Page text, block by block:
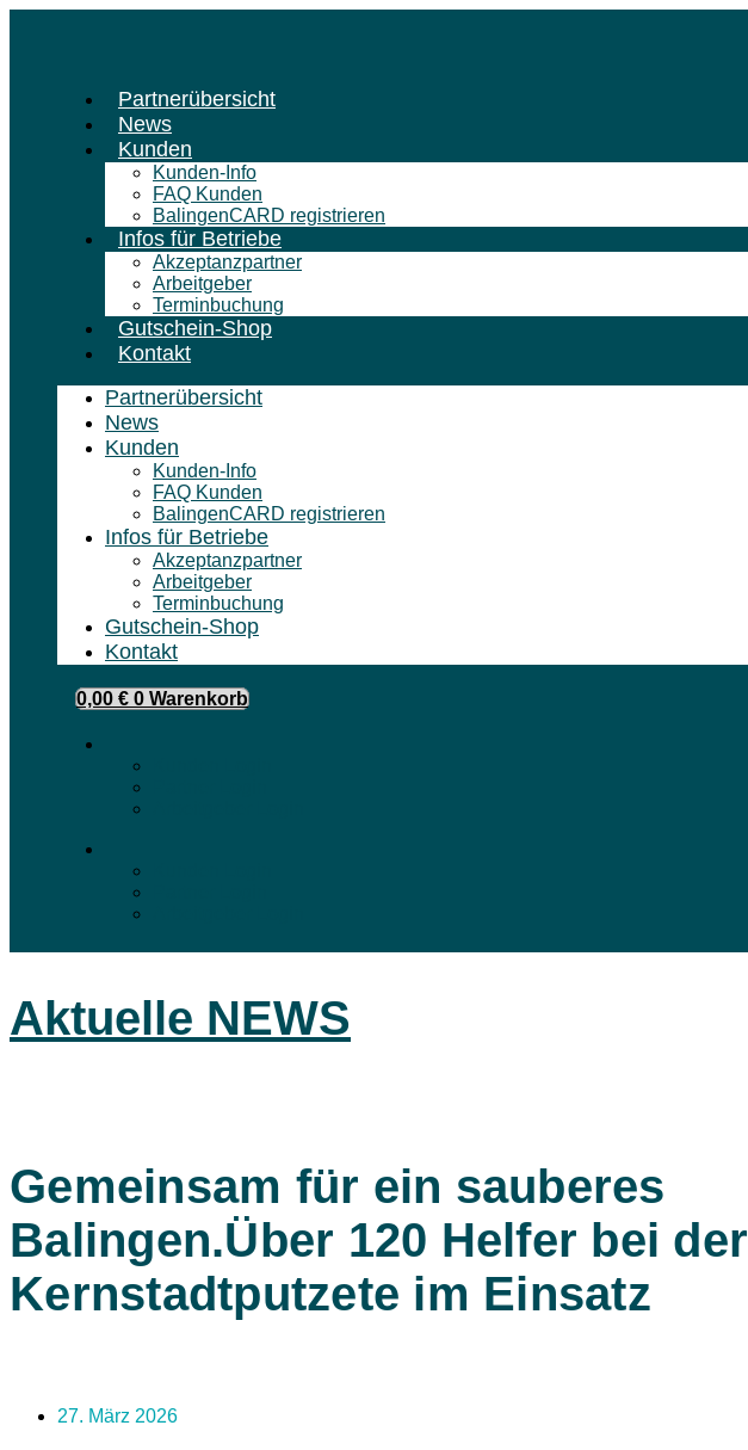
Partnerübersicht
News
Kunden
Kunden-Info
FAQ Kunden
BalingenCARD registrieren
Infos für Betriebe
Akzeptanzpartner
Arbeitgeber
Terminbuchung
Gutschein-Shop
Kontakt
Partnerübersicht
News
Kunden
Kunden-Info
FAQ Kunden
BalingenCARD registrieren
Infos für Betriebe
Akzeptanzpartner
Arbeitgeber
Terminbuchung
Gutschein-Shop
Kontakt
0,00 € 0 Warenkorb
Aktuelle NEWS
Gemeinsam für ein sauberes
Balingen.Über 120 Helfer bei der
Kernstadtputzete im Einsatz
27. März 2026